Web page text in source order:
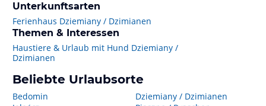
Unterkunftsarten
Ferienhaus Dziemiany / Dzimianen
Themen & Interessen
Haustiere & Urlaub mit Hund Dziemiany /
Dzimianen
Beliebte Urlaubsorte
Bedomin
Dziemiany / Dzimianen